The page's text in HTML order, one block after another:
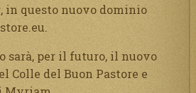
in questo nuovo dominio
sarà, per il futuro, il nuovo
Colle del Buon Pastore e